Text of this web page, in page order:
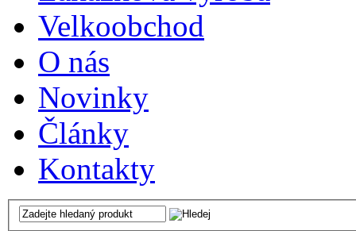
Velkoobchod
O nás
Novinky
Články
Kontakty